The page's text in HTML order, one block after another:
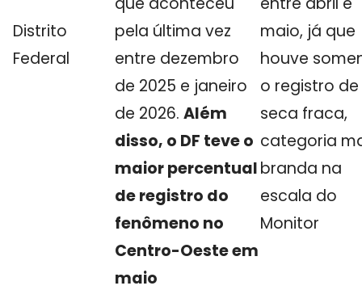
Distrito
Federal
pela última vez
entre dezembro
de 2025 e janeiro
de 2026. Além
disso, o DF teve o
maior percentual
de registro do
fenômeno no
Centro-Oeste em
maio
maio, já que
houve
o registro de
seca fraca,
categoria
branda na
escala do
Monitor